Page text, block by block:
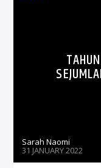
Sarah Naomi
31 JANUARY 2022